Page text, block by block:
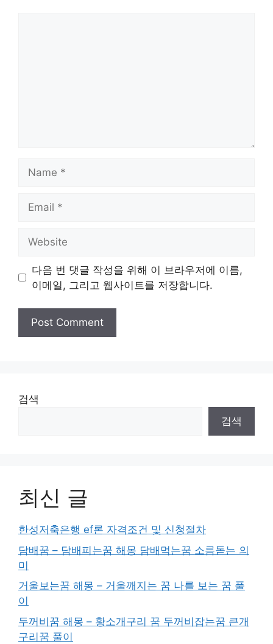
다음 번 댓글 작성을 위해 이 브라우저에 이름,
이메일, 그리고 웹사이트를 저장합니다.
검색
검색
최신 글
한성저축은행 ef론 자격조건 및 신청절차
담배꿈 – 담배피는꿈 해몽 담배먹는꿈 소름돋는 의
미
거울보는꿈 해몽 – 거울깨지는 꿈 나를 보는 꿈 풀
이
두꺼비꿈 해몽 – 황소개구리 꿈 두꺼비잡는꿈 큰개
구리꿈 풀이